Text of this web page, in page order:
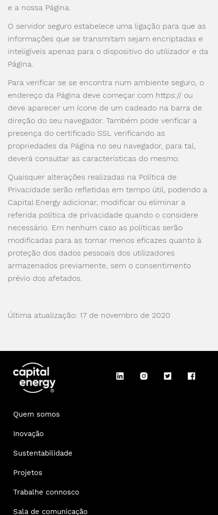
e a nossa Página.
O servidor seguro estabelece uma ligação para que as
informações que se transmitam sejam encriptadas e
inteligíveis apenas para o dispositivo do utilizador e da
Página.
Para verificar se se encontra num ambiente seguro, o
endereço da Página deve começar com https:// ou
deve aparecer um ícone de um cadeado na barra de
direção do seu navegador. Também pode verificar a
presença do certificado SSL verificando as
propriedades da Página no seu navegador, para tal,
deverá consultar as características do mesmo.
Quaisquer alterações realizadas na Política de
Privacidade serão refletidas em tempo útil, podendo a
Capital Energy adicionar, modificar ou eliminar a
referida política de privacidade quando o considere
necessário. Em nenhum caso as políticas serão
modificadas para as tornar menos eficazes quanto à
proteção dos dados pessoais dos utilizadores
armazenados previamente, sem o consentimento
prévio dos afetados.
Última atualização: 17 de novembro de 2020
Quem somos
Inovação
Sustentabilidade
Projetos
Trabalhe connosco
Sala de comunicação